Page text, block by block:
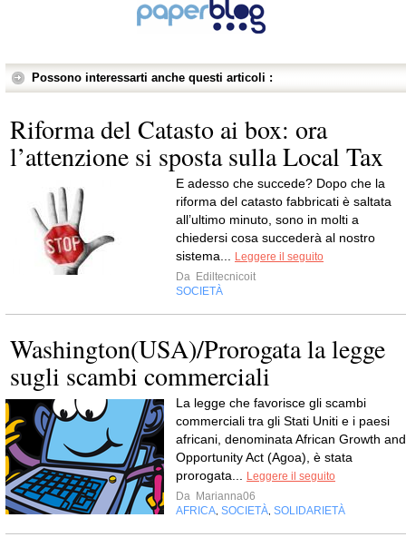
Possono interessarti anche questi articoli :
Riforma del Catasto ai box: ora
l’attenzione si sposta sulla Local Tax
E adesso che succede? Dopo che la
riforma del catasto fabbricati è saltata
all’ultimo minuto, sono in molti a
chiedersi cosa succederà al nostro
sistema... Leggere il seguito
Da Ediltecnicoit
SOCIETÀ
Washington(USA)/Prorogata la legge
sugli scambi commerciali
La legge che favorisce gli scambi
commerciali tra gli Stati Uniti e i paesi
africani, denominata African Growth and
Opportunity Act (Agoa), è stata
prorogata... Leggere il seguito
Da Marianna06
AFRICA, SOCIETÀ, SOLIDARIETÀ